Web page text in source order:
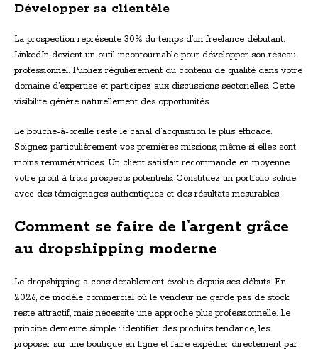
Développer sa clientèle
La prospection représente 30% du temps d’un freelance débutant.
LinkedIn devient un outil incontournable pour développer son réseau
professionnel. Publiez régulièrement du contenu de qualité dans votre
domaine d’expertise et participez aux discussions sectorielles. Cette
visibilité génère naturellement des opportunités.
Le bouche-à-oreille reste le canal d’acquisition le plus efficace.
Soignez particulièrement vos premières missions, même si elles sont
moins rémunératrices. Un client satisfait recommande en moyenne
votre profil à trois prospects potentiels. Constituez un portfolio solide
avec des témoignages authentiques et des résultats mesurables.
Comment se faire de l’argent grâce
au dropshipping moderne
Le dropshipping a considérablement évolué depuis ses débuts. En
2026, ce modèle commercial où le vendeur ne garde pas de stock
reste attractif, mais nécessite une approche plus professionnelle. Le
principe demeure simple : identifier des produits tendance, les
proposer sur une boutique en ligne et faire expédier directement par